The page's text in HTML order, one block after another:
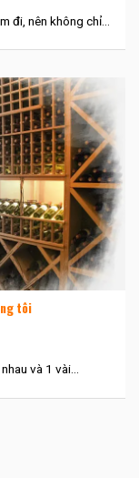
đi, nên không chỉ...
tôi
và 1 vài...